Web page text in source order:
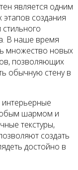
является одним
этапов создания
В наше время
множество новых
позволяющих
обычную стену в
шармом и
текстуры,
создать
достойно в